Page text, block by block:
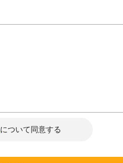
について同意する